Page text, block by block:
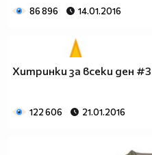
86 896 14.01.2016
Хитринки за всеки ден
122 606 21.01.2016